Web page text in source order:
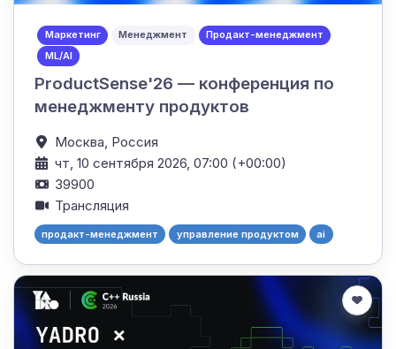
Маркетинг Менеджмент
Продакт-менеджмент
ML/AI
ProductSense'26 — конференция по
менеджменту продуктов
Москва, Россия
чт, 10 сентября 2026, 07:00 (+00:00)
39900
Трансляция
продакт-менеджмент управление продуктом ai